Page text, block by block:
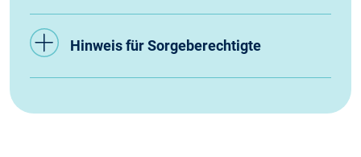
Hinweis für Sorgeberechtigte